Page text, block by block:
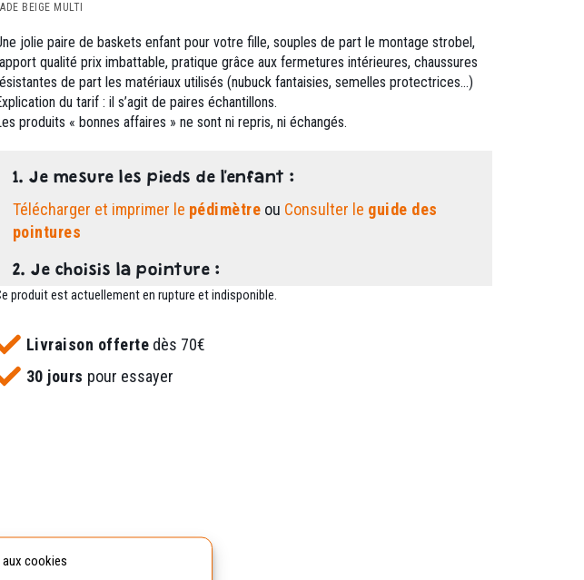
cookies
BEIGE MULTI
jolie paire de baskets enfant pour votre fille, souples de part le montage strobel,
qualité prix imbattable, pratique grâce aux fermetures intérieures, chaussures
de part les matériaux utilisés (nubuck fantaisies, semelles protectrices…)
du tarif : il s’agit de paires échantillons.
produits « bonnes affaires » ne sont ni repris, ni échangés.
1. Je mesure les pieds de l'enfant :
Télécharger et imprimer le pédimètre ou Consulter le guide des
pointures
2. Je choisis la pointure :
produit est actuellement en rupture et indisponible.
Livraison offerte dès 70€
30 jours pour essayer